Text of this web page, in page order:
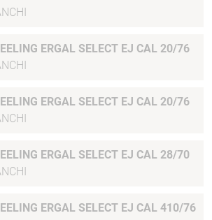
ERGAL SELECT EJ CAL 20/76
ERGAL SELECT EJ CAL 20/76
ERGAL SELECT EJ CAL 28/70
ERGAL SELECT EJ CAL 410/76